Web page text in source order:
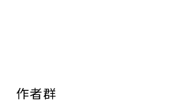
作者群